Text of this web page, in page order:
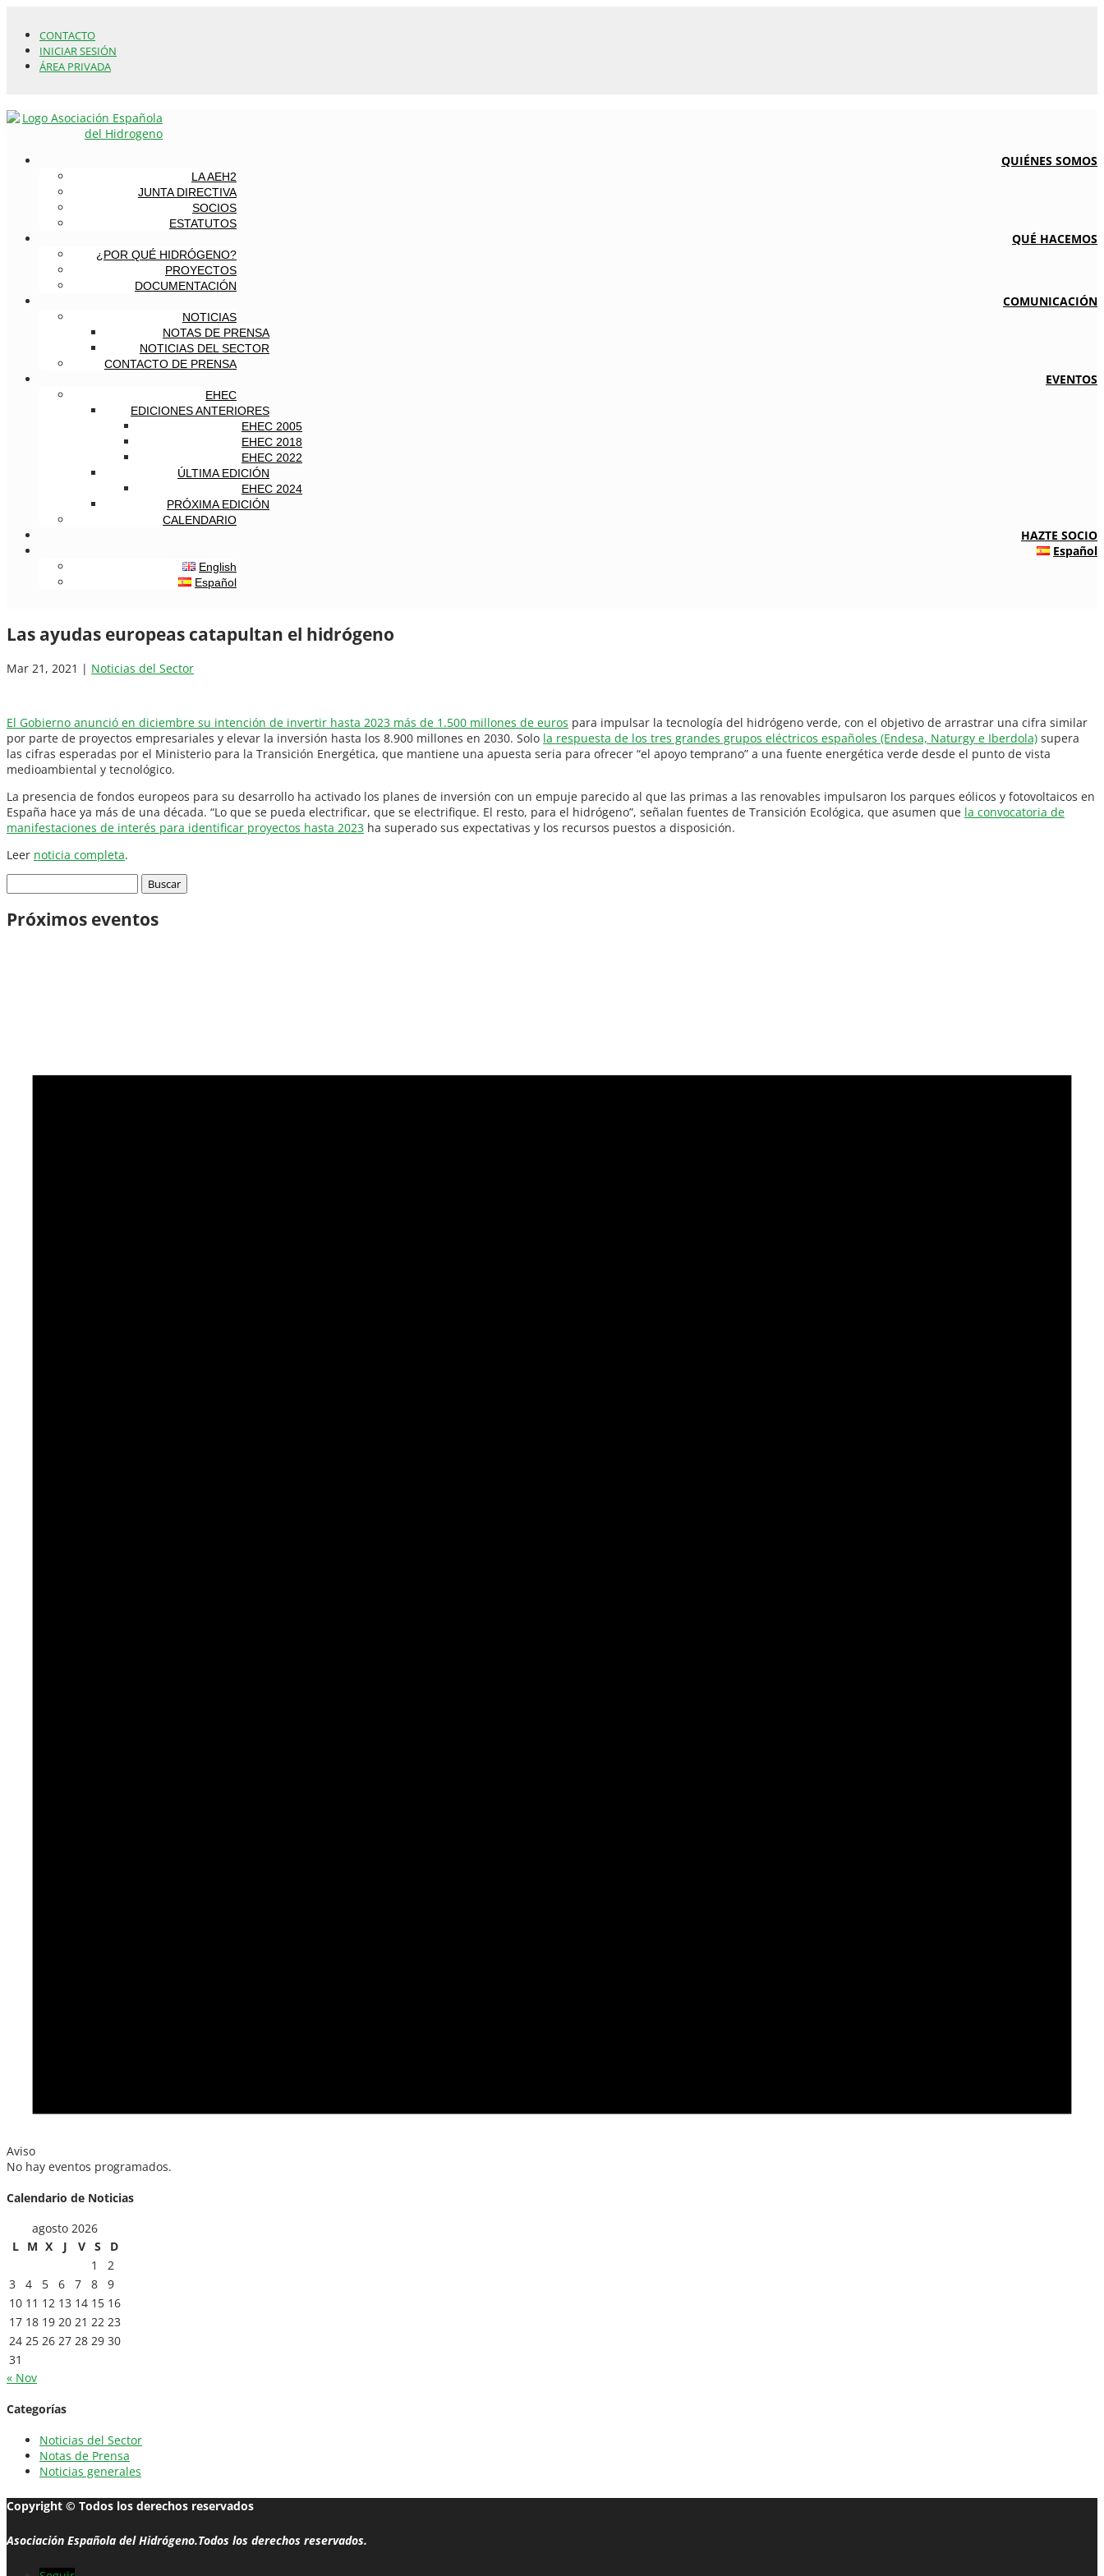
CONTACTO
INICIAR SESIÓN
ÁREA PRIVADA
QUIÉNES SOMOS
LA AEH2
JUNTA DIRECTIVA
SOCIOS
ESTATUTOS
QUÉ HACEMOS
¿POR QUÉ HIDRÓGENO?
PROYECTOS
DOCUMENTACIÓN
COMUNICACIÓN
NOTICIAS
NOTAS DE PRENSA
NOTICIAS DEL SECTOR
CONTACTO DE PRENSA
EVENTOS
EHEC
EDICIONES ANTERIORES
EHEC 2005
EHEC 2018
EHEC 2022
ÚLTIMA EDICIÓN
EHEC 2024
PRÓXIMA EDICIÓN
CALENDARIO
HAZTE SOCIO
Español
English
Español
Las ayudas europeas catapultan el hidrógeno
Mar 21, 2021 | Noticias del Sector
El Gobierno anunció en diciembre su intención de invertir hasta 2023 más de 1.500 millones de euros para impulsar la tecnología del hidrógeno verde, con el objetivo de arrastrar una cifra similar
por parte de proyectos empresariales y elevar la inversión hasta los 8.900 millones en 2030. Solo la respuesta de los tres grandes grupos eléctricos españoles (Endesa, Naturgy e Iberdola) supera
las cifras esperadas por el Ministerio para la Transición Energética, que mantiene una apuesta seria para ofrecer “el apoyo temprano” a una fuente energética verde desde el punto de vista
medioambiental y tecnológico.
La presencia de fondos europeos para su desarrollo ha activado los planes de inversión con un empuje parecido al que las primas a las renovables impulsaron los parques eólicos y fotovoltaicos en
España hace ya más de una década. “Lo que se pueda electrificar, que se electrifique. El resto, para el hidrógeno”, señalan fuentes de Transición Ecológica, que asumen que la convocatoria de
manifestaciones de interés para identificar proyectos hasta 2023 ha superado sus expectativas y los recursos puestos a disposición.
Leer noticia completa.
Próximos eventos
Aviso
No hay eventos programados.
Calendario de Noticias
agosto 2026
L M X J V S
D
1
2
3
4 5 6 7 8
9
10 11 12 13 14 15 16
17 18 19 20 21 22 23
24 25 26 27 28 29 30
31
« Nov
Categorías
Noticias del Sector
Notas de Prensa
Noticias generales
Copyright © Todos los derechos reservados
Asociación Española del Hidrógeno.Todos los derechos reservados.